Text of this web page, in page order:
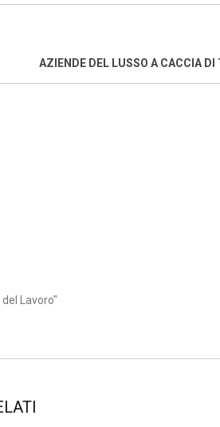
AZIENDE DEL LUSSO A CACCIA
Lavoro"